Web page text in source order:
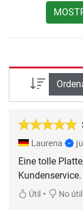
Laurena
Eine tolle
Útil • No útil